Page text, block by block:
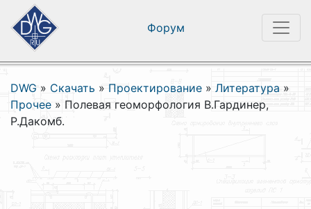
Форум
DWG » Скачать » Проектирование » Литература »
Прочее » Полевая геоморфология В.Гардинер,
Р.Дакомб.